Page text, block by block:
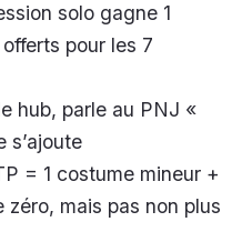
solo gagne 1
pour les 7
hub, parle au PNJ «
s’ajoute
= 1 costume mineur +
mais pas non plus